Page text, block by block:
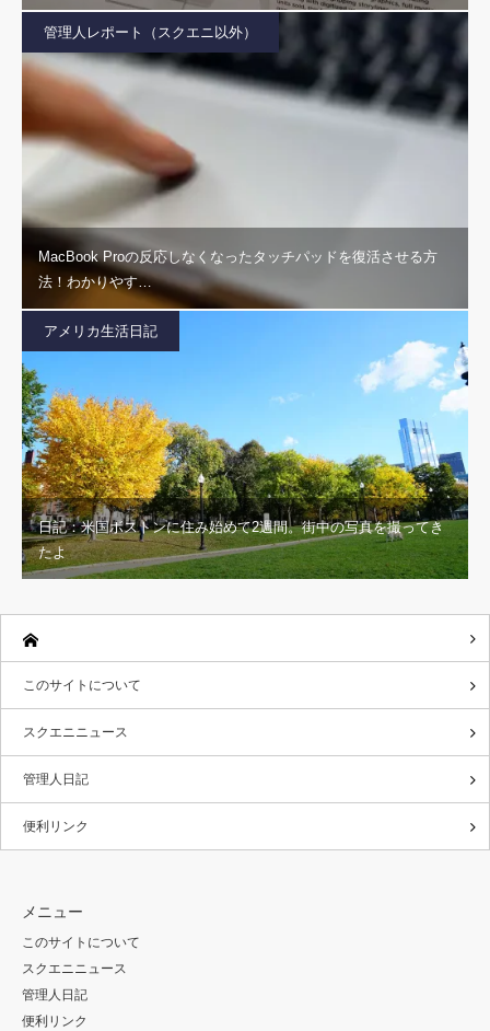
管理人レポート（スクエニ以外）
MacBook Proの反応しなくなったタッチパッドを復活させる方
法！わかりやす…
アメリカ生活日記
日記：米国ボストンに住み始めて2週間。街中の写真を撮ってき
たよ
このサイトについて
スクエニニュース
管理人日記
便利リンク
メニュー
このサイトについて
スクエニニュース
管理人日記
便利リンク